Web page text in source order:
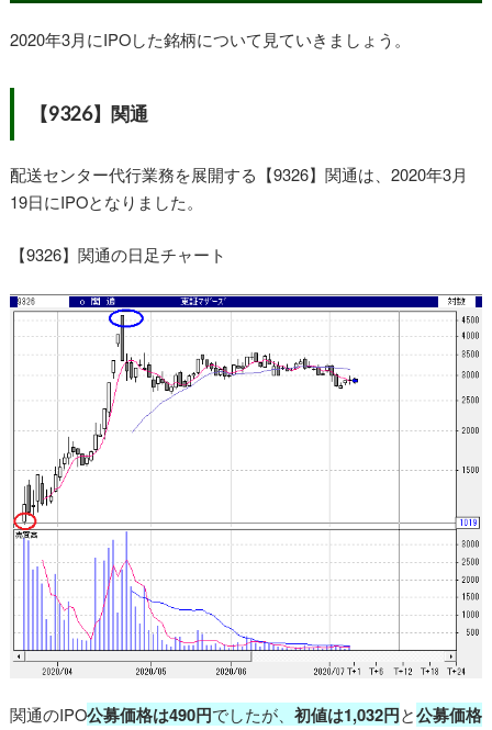
2020年3月にIPOした銘柄について見ていきましょう。
【9326】関通
配送センター代行業務を展開する【9326】関通は、2020年3月
19日にIPOとなりました。
【9326】関通の日足チャート
関通のIPO公募価格は490円でしたが、 初値は1,032円と公募価格